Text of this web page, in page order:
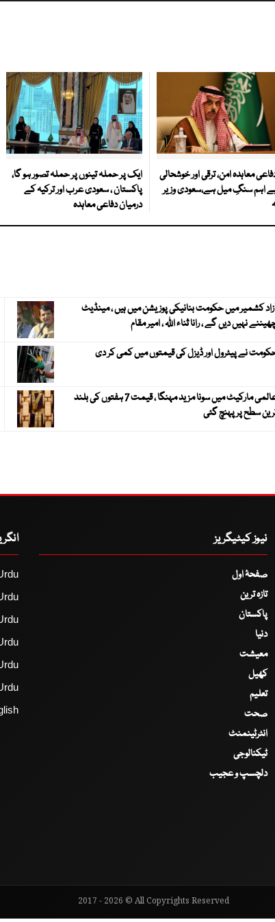
معاہدہ امن، ترقی اور خوشحالی
اہم سنگِ میل ہے،سعودی وزیر
ایک پر حملہ تینوں پر حملہ تصور ہو گا،
پاکستان ، سعودی عرب اور ترکیہ کے
درمیان دفاعی معاہدہ
کشمیر میں حکومت بنانیکی پوزیشن میں ہیں ، مینڈیٹ
نہیں دیں گے ، رانا ثناء اللہ ، امیر مقام
نے پیٹرول اور ڈیزل کی قیمتوں میں کمی کر دی
عالمی مارکیٹ میں سونا مزید مہنگا ، قیمت 7 ہفتوں کی بلند
سطح پر پہنچ گئی
نیوز کیٹیگریز
صفحۂ اول
تازہ ترین
پاکستان
دنیا
معیشت
کھیل
تعلیم
صحت
انٹرٹینمنٹ
ٹیکنالوجی
دلچسپ و عجیب
2017 - 2026 © All Copyrights Reserved